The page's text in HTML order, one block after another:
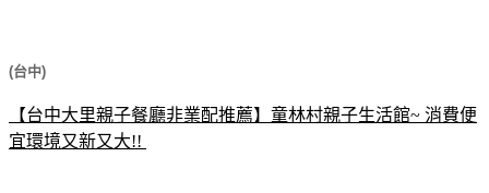
(台中)
【台中大里親子餐廳非業配推薦】童林村親子生活館~ 消費便
宜環境又新又大!!